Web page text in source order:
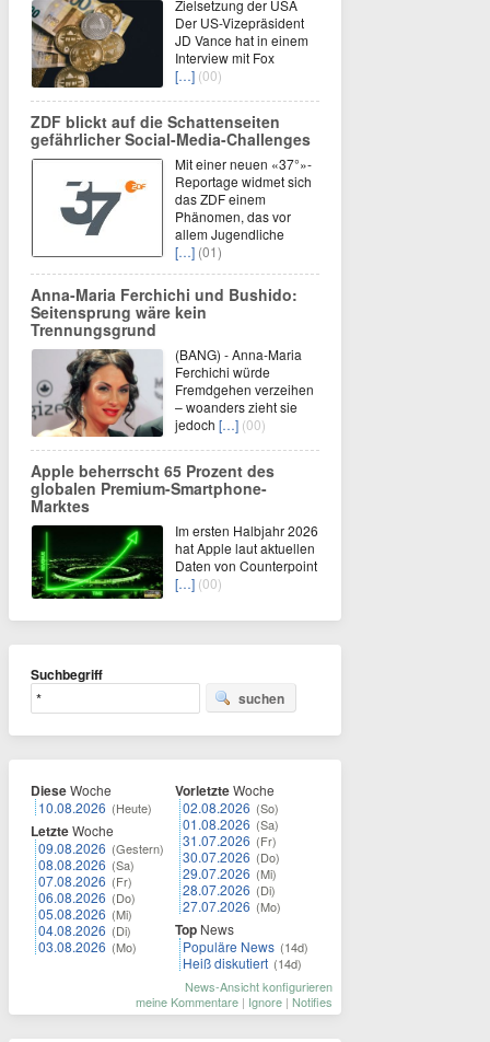
Zielsetzung der USA
Der US-Vizepräsident
JD Vance hat in einem
Interview mit Fox
[…] (00)
ZDF blickt auf die Schattenseiten
gefährlicher Social-Media-Challenges
Mit einer neuen «37°»-
Reportage widmet sich
das ZDF einem
Phänomen, das vor
allem Jugendliche
[…] (01)
Anna-Maria Ferchichi und Bushido:
Seitensprung wäre kein
Trennungsgrund
(BANG) - Anna-Maria
Ferchichi würde
Fremdgehen verzeihen
– woanders zieht sie
jedoch […] (00)
Apple beherrscht 65 Prozent des
globalen Premium-Smartphone-
Marktes
Im ersten Halbjahr 2026
hat Apple laut aktuellen
Daten von Counterpoint
[…] (00)
Suchbegriff
suchen
DieseWoche
10.08.2026 (Heute)
LetzteWoche
09.08.2026 (Gestern)
08.08.2026 (Sa)
07.08.2026 (Fr)
06.08.2026 (Do)
05.08.2026 (Mi)
04.08.2026 (Di)
03.08.2026 (Mo)
VorletzteWoche
02.08.2026 (So)
01.08.2026 (Sa)
31.07.2026 (Fr)
30.07.2026 (Do)
29.07.2026 (Mi)
28.07.2026 (Di)
27.07.2026 (Mo)
Top News
Populäre News (14d)
Heiß diskutiert (14d)
News-Ansicht konfigurieren
meine Kommentare | Ignore | Notifies